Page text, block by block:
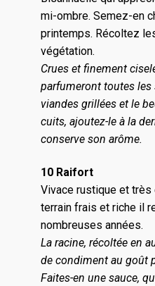
mi-ombre. Semez-en
printemps. Récoltez
végétation.
Crues et finement
parfumeront toutes les
viandes grillées et le
cuits, ajoutez-le à la
conserve son arôme.
10 Raifort
Vivace rustique et très
terrain frais et riche il
nombreuses années.
La racine, récoltée en
de condiment au goût
Faites-en une sauce,